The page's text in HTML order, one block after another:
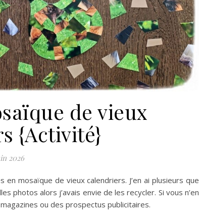
de vieux
{Activité}
2026
mosaïque de vieux calendriers. J’en ai plusieurs que
photos alors j’avais envie de les recycler. Si vous n’en
ou des prospectus publicitaires.